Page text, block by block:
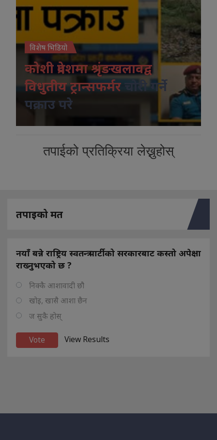
विशेष भिडियो
कोशी प्रदेशमा श्रृंङखलावद्व
विधुतीय ट्रान्सफर्मर
चोरी गर्ने
पक्राउ परे
तपाईको प्रतिक्रिया लेख्नुहोस्
तपाइको मत
नयाँ बन्ने राष्ट्रिय स्वतन्त्र पार्टीको सरकारबाट कस्तो अपेक्षा
राख्नुभएको छ ?
निक्कै आशावादी छौ
खोइ, खासै आशा छैन
ज सुकै होस्
View Results